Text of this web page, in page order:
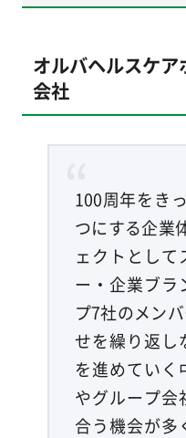
オルバヘルスケ
会社
100周年をき
つにする企業
ェクトとして
ー・企業ブラ
プ7社のメン
せを繰り返し
を進めていく
やグループ会
合う機会が多